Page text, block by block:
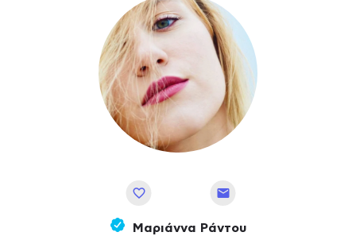
Μαριάννα Ράντου